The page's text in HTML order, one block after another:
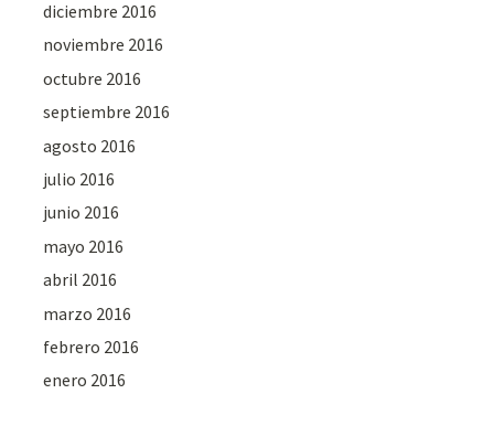
diciembre 2016
noviembre 2016
octubre 2016
septiembre 2016
agosto 2016
julio 2016
junio 2016
mayo 2016
abril 2016
marzo 2016
febrero 2016
enero 2016